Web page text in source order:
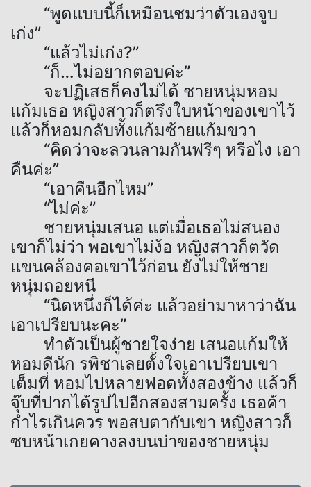
“พูดแบบนี้ก็เหมือนชมว่าตัวเองจูบ
เก่ง”
“แล้วไม่เก่ง?”
“ก็…ไม่อยากตอบค่ะ”
จะปฏิเสธก็คงไม่ได้ ชายหนุ่มหอม
แก้มเธอ หญิงสาวก็ตรึงใบหน้าของเขาไว้
แล้วก็หอมกลับทั้งแก้มซ้ายแก้มขวา
“คิดว่าจะลวนลามกันฟรีๆ หรือไง เอา
คืนค่ะ”
“เอาคืนอีกไหม”
“ไม่ค่ะ”
ชายหนุ่มเสนอ แต่เมื่อเธอไม่สนอง
เขาก็ไม่ว่า พอเขาไม่ง้อ หญิงสาวก็ตวัด
แขนคล้องคอเขาไว้ก่อน ยังไม่ให้ชาย
หนุ่มถอยหนี
“นิดหนึ่งก็ได้ค่ะ แล้วอย่ามาหาว่าฉัน
เอาเปรียบนะคะ”
ทำตัวเป็นผู้ชายใจง่าย เสนอแก้มให้
หอมดีนัก รพิชาเลยตั้งใจเอาเปรียบเขา
เต็มที่ หอมไปหลายฟอดทั้งสองข้าง แล้วก็
จุ๊บที่ปากได้รูปไปอีกสองสามครั้ง เธอค้า
กำไรเกินควร พอสบตากับเขา หญิงสาวก็
ซบหน้าเกยคางลงบนบ่าของชายหนุ่ม